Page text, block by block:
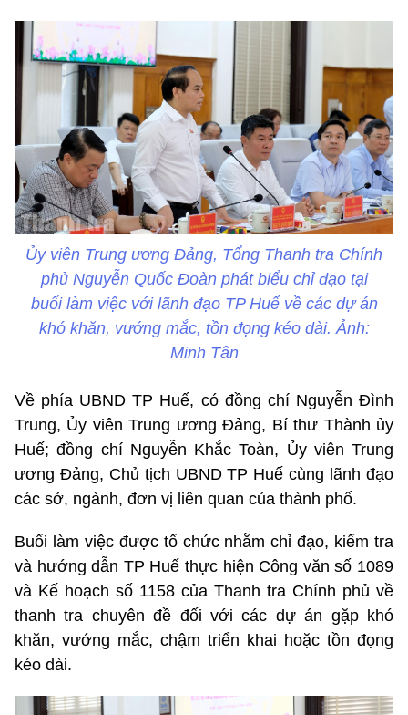
Ủy viên Trung ương Đảng, Tổng Thanh tra Chính
phủ Nguyễn Quốc Đoàn phát biểu chỉ đạo tại
buổi làm việc với lãnh đạo TP Huế về các dự án
khó khăn, vướng mắc, tồn đọng kéo dài. Ảnh:
Minh Tân
Về phía UBND TP Huế, có đồng chí Nguyễn Đình
Trung, Ủy viên Trung ương Đảng, Bí thư Thành ủy
Huế; đồng chí Nguyễn Khắc Toàn, Ủy viên Trung
ương Đảng, Chủ tịch UBND TP Huế cùng lãnh đạo
các sở, ngành, đơn vị liên quan của thành phố.
Buổi làm việc được tổ chức nhằm chỉ đạo, kiểm tra
và hướng dẫn TP Huế thực hiện Công văn số 1089
và Kế hoạch số 1158 của Thanh tra Chính phủ về
thanh tra chuyên đề đối với các dự án gặp khó
khăn, vướng mắc, chậm triển khai hoặc tồn đọng
kéo dài.